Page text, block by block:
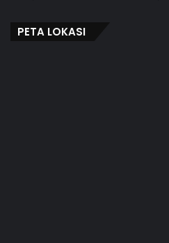
PETA LOKASI